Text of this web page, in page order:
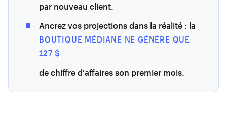
par nouveau client.
Ancrez vos projections dans la réalité : la
BOUTIQUE MÉDIANE NE GÉNÈRE QUE
127 $
de chiffre d'affaires son premier mois.